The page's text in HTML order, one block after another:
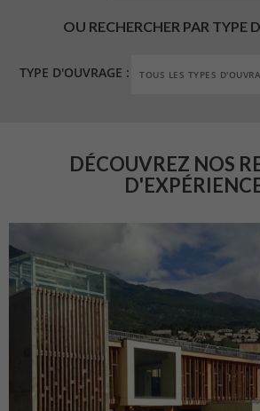
OU RECHERCHER PAR TYPE
TYPE D'OUVRAGE :
DÉCOUVREZ NOS